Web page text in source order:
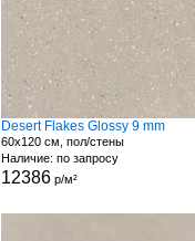
Desert Flakes Glossy 9 mm
60x120 см, пол/стены
Наличие: по запросу
12386р/м²